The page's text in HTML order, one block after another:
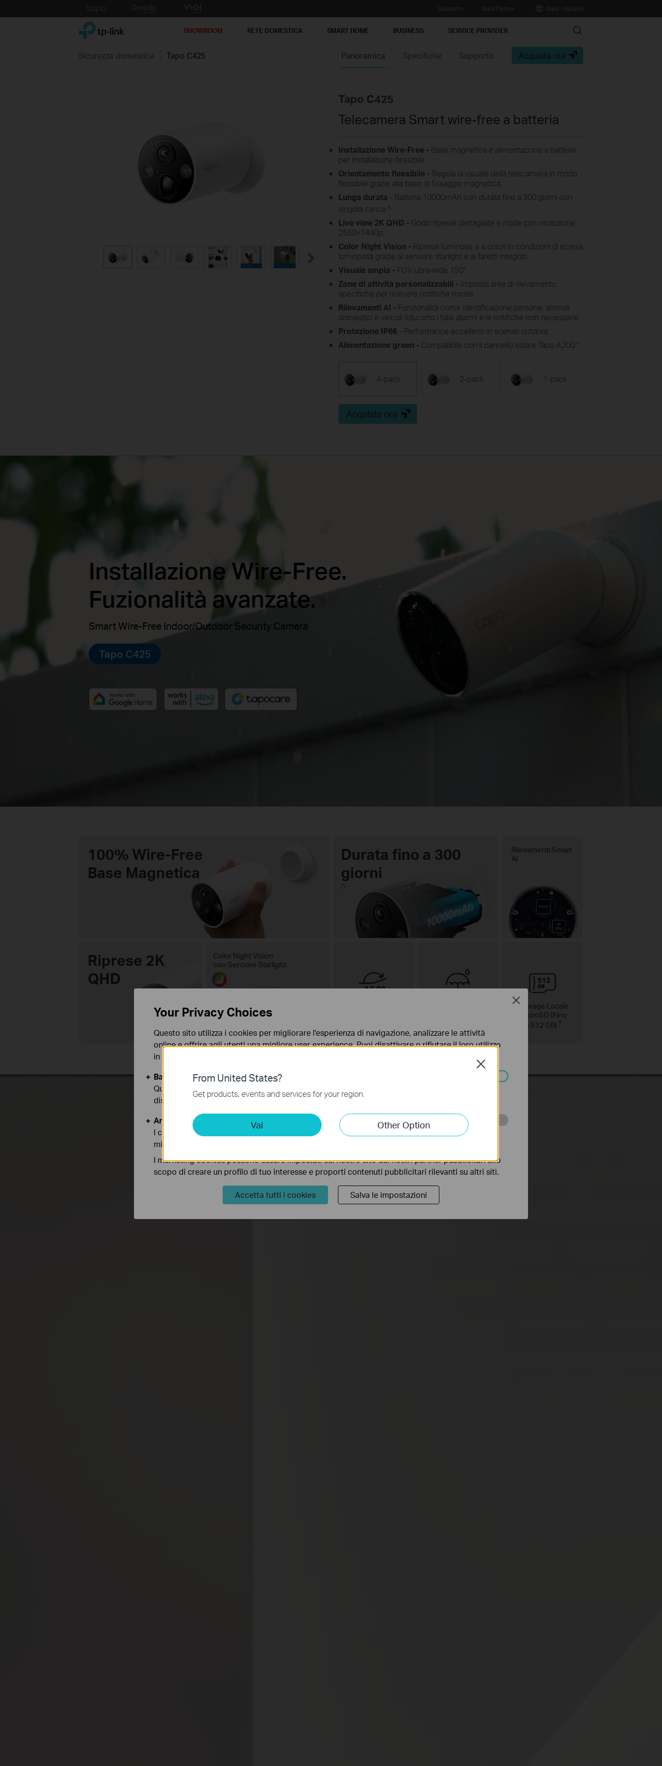
to
TP-Link, Reliably Smart SHOWROOM RETE DOMESTICA SMART HOME BUSINESS SERVICE PROVIDER Search
Sicurezza domestica Tapo C425 Panoramica Specifiche Supporto Acquista ora
Tapo C425
Telecamera Smart wire-free a batteria
Installazione Wire-Free - Base magnetica e alimentazione a batteria
per installazione flessibile.
Orientamento flessibile - Regola la visuale della telecamera in modo
flessibile grazie alla base di fissaggio magnetica.
Lunga durata - Batteria 10000mAh con durata fino a 300 giorni con
singola carica.
Live view 2K QHD - Goditi riprese dettagliate e nitide con risoluzione
2560×1440p.
Color Night Vision - Riprese luminose e a colori in condizioni di scarsa
luminosità grazie al sensore starlight e ai faretti integrati.
Visuale ampia - FOV ultra-wide 150°.
Zone di attività personalizzabili - Imposta aree di rilevamento
specifiche per ricevere notifiche mirate.
Rilevamenti AI - Funzionalità come identificazione persone, animali
domestici e veicoli riducono i falsi allarmi e le notifiche non necessarie.
Protezione IP66 - Performance eccellenti in scenari outdoor.
Alimentazione green - Compatibile con il pannello solare Tapo A200.*
4-pack 2-pack 1-pack
Acquista ora
Installazione Wire-Free.
Fuzionalità avanzate.
Smart Wire-Free Indoor/Outdoor Security Camera
Tapo C425
100% Wire-Free
Base Magnetica
Durata fino a 300
giorni
△
Rilevamenti Smart
AI
Riprese 2K
QHD
Color Night Vision
con Sensore Starlight
Storage Locale
microSD (Fino
a 512 GB)†
From United States?
Get products, events and services for your region.
Vai Other Option
Close
Your Privacy Choices
Questo sito utilizza i cookies per migliorare l'esperienza di navigazione, analizzare le attività
online e offrire agli utenti una migliore user experience. Puoi disattivare o rifiutare il loro utilizzo
in qualunque momento. Per maggiori informazioni consulta la nostra
Basic Cookies
Questi cookies sono necessari per il corretto funzionamento del sito e non possono essere
disattivati nel tuo sistema.
Analytics e Marketing Cookies
I cookies analitici ci permettono di analizzare le tue attività sul nostro sito allo scopo di
migliorarne le funzionalità.
I marketing cookies possono essere impostati sul nostro sito dai nostri partner pubblicitari allo
scopo di creare un profilo di tuo interesse e proporti contenuti pubblicitari rilevanti su altri siti.
Accetta tutti i cookies Salva le impostazioni
Close